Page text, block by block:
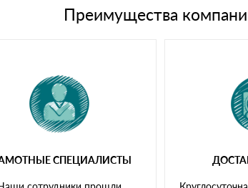
банковским картамПреимущества
СПЕЦИАЛИСТЫ